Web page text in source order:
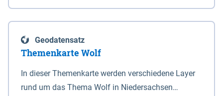
enthalten. Sperrwerke Sperrwerke sind Bauwerke
mit Sperrvorrichtungen in Tidegewässern, die dem
Schutz eines Gebietes vor erhöhten Tiden, vor allem
vor Sturmfluten, zu dienen bestimmt sind (§2 Abs.3
Geodatensatz
Themenkarte Wolf
In dieser Themenkarte werden verschiedene Layer
rund um das Thema Wolf in Niedersachsen